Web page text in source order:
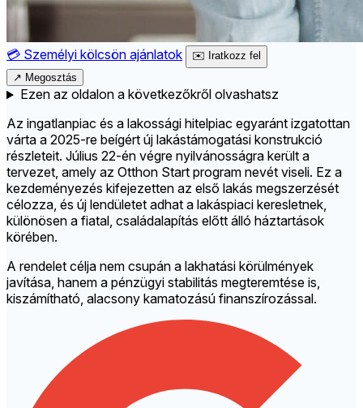
💳 Személyi kölcsön ajánlatok ✉️ Iratkozz fel
↗ Megosztás
Ezen az oldalon a következőkről olvashatsz
Az ingatlanpiac és a lakossági hitelpiac egyaránt izgatottan
várta a 2025-re beígért új lakástámogatási konstrukció
részleteit. Július 22-én végre nyilvánosságra került a
tervezet, amely az Otthon Start program nevét viseli. Ez a
kezdeményezés kifejezetten az első lakás megszerzését
célozza, és új lendületet adhat a lakáspiaci keresletnek,
különösen a fiatal, családalapítás előtt álló háztartások
körében.
A rendelet célja nem csupán a lakhatási körülmények
javítása, hanem a pénzügyi stabilitás megteremtése is,
kiszámítható, alacsony kamatozású finanszírozással.